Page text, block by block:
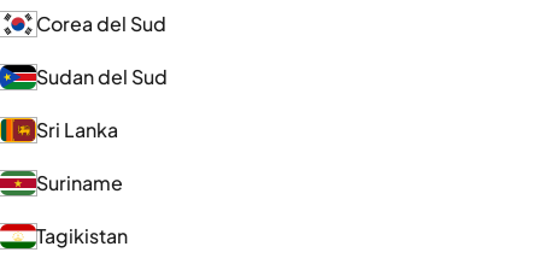
Corea del Sud
Sudan del Sud
Sri Lanka
Suriname
Tagikistan